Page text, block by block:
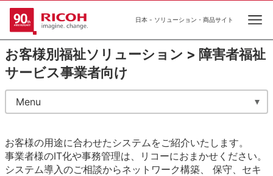
日本 - ソリューション・商品サイト
お客様別福祉ソリューション > 障害者福祉
サービス事業者向け
Menu
お客様の用途に合わせたシステムをご紹介いたします。
事業者様のIT化や事務管理は、リコーにおまかせください。
システム導入のご相談からネットワーク構築、 保守、セキ